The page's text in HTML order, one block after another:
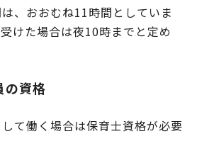
、おおむね11時間としていま
けた場合は夜10時までと定め
の資格
て働く場合は保育士資格が必要